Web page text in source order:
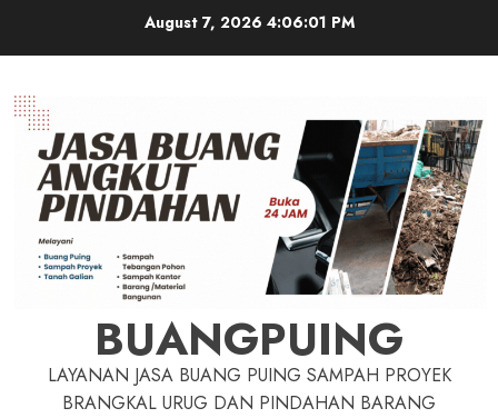
August 7, 2026 4:06:02 PM
BUANGPUING
LAYANAN JASA BUANG PUING SAMPAH PROYEK
BRANGKAL URUG DAN PINDAHAN BARANG